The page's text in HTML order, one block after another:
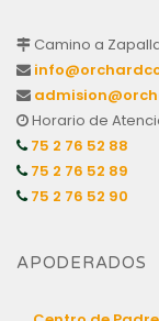
Camino a
Horario de
75 2 76 52 88
75 2 76 52 89
75 2 76 52 90
APODERADOS